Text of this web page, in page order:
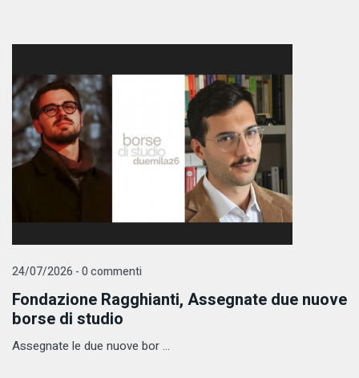
24/07/2026 - 0 commenti
Fondazione Ragghianti, Assegnate due nuove
borse di studio
Assegnate le due nuove bor ...